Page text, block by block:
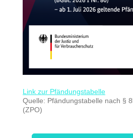
Link zur Pfändungstabelle
Quelle: Pfändungstabelle nach §
(ZPO)